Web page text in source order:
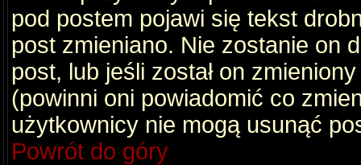
pod postem pojawi się tekst
post zmieniano. Nie zostanie on
post, lub jeśli został on
(powinni oni powiadomić co
użytkownicy nie mogą usunąć
Powrót do góry